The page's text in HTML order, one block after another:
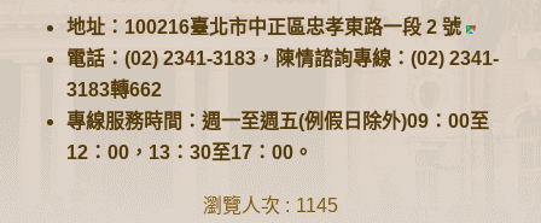
地址：100216臺北市中正區忠孝東路一段 2 號
電話：(02) 2341-3183，陳情諮詢專線：(02) 2341-
3183轉662
專線服務時間：週一至週五(例假日除外)09：00至
12：00，13：30至17：00。
瀏覽人次 1145